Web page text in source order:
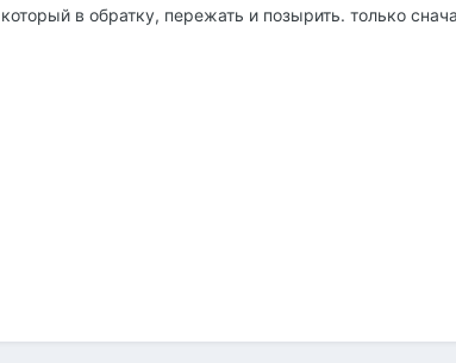
который в обратку, пережать и позырить. только